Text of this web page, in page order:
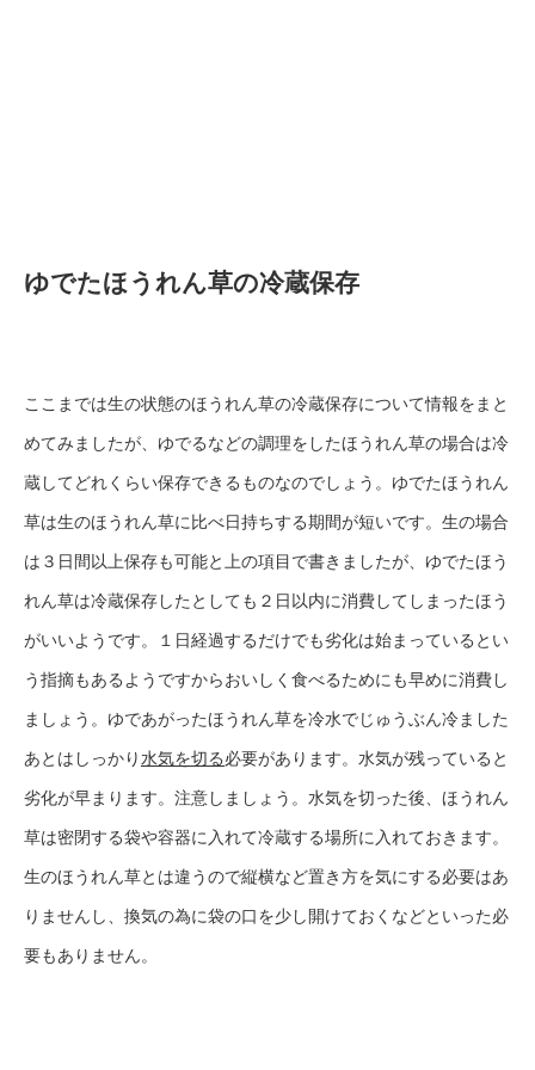
ゆでたほうれん草の冷蔵保存
ここまでは生の状態のほうれん草の冷蔵保存について情報をまと
めてみましたが、ゆでるなどの調理をしたほうれん草の場合は冷
蔵してどれくらい保存できるものなのでしょう。ゆでたほうれん
草は生のほうれん草に比べ日持ちする期間が短いです。生の場合
は３日間以上保存も可能と上の項目で書きましたが、ゆでたほう
れん草は冷蔵保存したとしても２日以内に消費してしまったほう
がいいようです。１日経過するだけでも劣化は始まっているとい
う指摘もあるようですからおいしく食べるためにも早めに消費し
ましょう。ゆであがったほうれん草を冷水でじゅうぶん冷ました
あとはしっかり水気を切る必要があります。水気が残っていると
劣化が早まります。注意しましょう。水気を切った後、ほうれん
草は密閉する袋や容器に入れて冷蔵する場所に入れておきます。
生のほうれん草とは違うので縦横など置き方を気にする必要はあ
りませんし、換気の為に袋の口を少し開けておくなどといった必
要もありません。